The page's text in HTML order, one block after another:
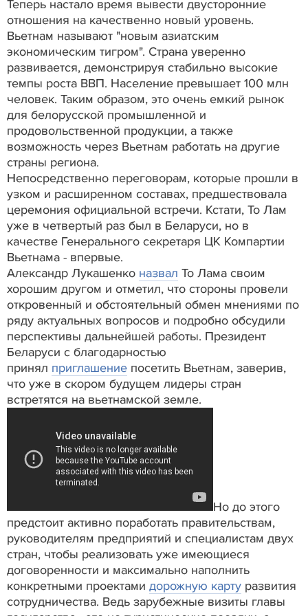
Теперь настало время вывести двусторонние
отношения на качественно новый уровень.
Вьетнам называют "новым азиатским
экономическим тигром". Страна уверенно
развивается, демонстрируя стабильно высокие
темпы роста ВВП. Население превышает 100 млн
человек. Таким образом, это очень емкий рынок
для белорусской промышленной и
продовольственной продукции, а также
возможность через Вьетнам работать на другие
страны региона.
Непосредственно переговорам, которые прошли в
узком и расширенном составах, предшествовала
церемония официальной встречи. Кстати, То Лам
уже в четвертый раз был в Беларуси, но в
качестве Генерального секретаря ЦК Компартии
Вьетнама - впервые.
Александр Лукашенко назвал То Лама своим
хорошим другом и отметил, что стороны провели
откровенный и обстоятельный обмен мнениями по
ряду актуальных вопросов и подробно обсудили
перспективы дальнейшей работы. Президент
Беларуси с благодарностью
принял приглашение посетить Вьетнам, заверив,
что уже в скором будущем лидеры стран
встретятся на вьетнамской земле.
Но до этого
предстоит активно поработать правительствам,
руководителям предприятий и специалистам двух
стран, чтобы реализовать уже имеющиеся
договоренности и максимально наполнить
конкретными проектами дорожную карту развития
сотрудничества. Ведь зарубежные визиты главы